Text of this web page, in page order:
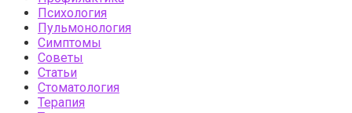
Психология
Пульмонология
Симптомы
Советы
Статьи
Стоматология
Терапия